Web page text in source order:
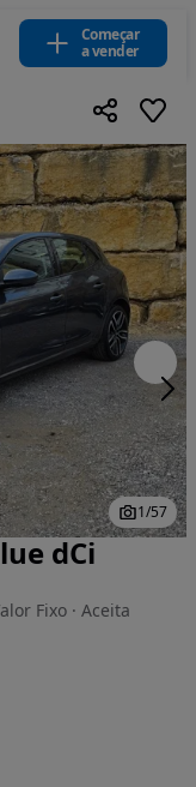
Começar
a vender
1/57
dCi
Fixo · Aceita